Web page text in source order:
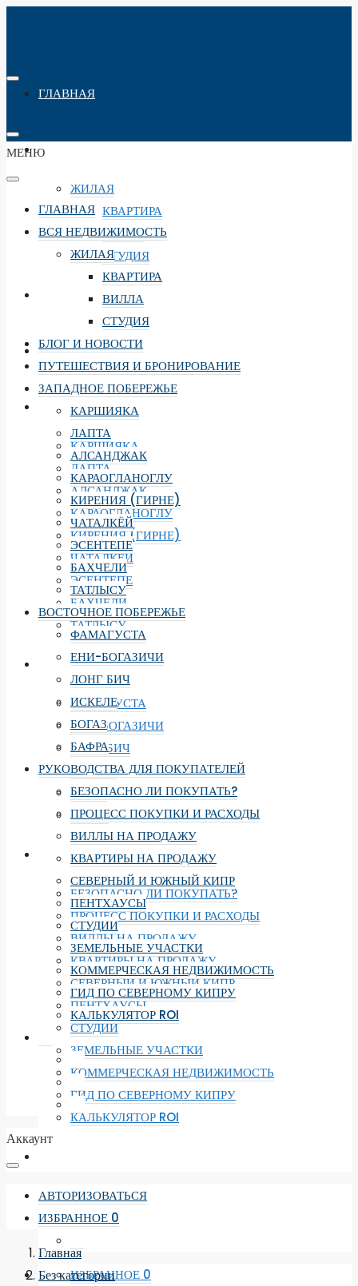
ГЛАВНАЯ
ВСЯ НЕДВИЖИМОСТЬ
ЖИЛАЯ
КВАРТИРА
ВИЛЛА
СТУДИЯ
БЛОГ И НОВОСТИ
ПУТЕШЕСТВИЯ И БРОНИРОВАНИЕ
ЗАПАДНОЕ ПОБЕРЕЖЬЕ
КАРШИЯКА
ЛАПТА
АЛСАНДЖАК
КАРАОГЛАНОГЛУ
КИРЕНИЯ (ГИРНЕ)
ЧАТАЛКЁЙ
ЭСЕНТЕПЕ
БАХЧЕЛИ
ТАТЛЫСУ
ВОСТОЧНОЕ ПОБЕРЕЖЬЕ
ФАМАГУСТА
ЕНИ-БОГАЗИЧИ
ЛОНГ БИЧ
ИСКЕЛЕ
БОГАЗ
БАФРА
РУКОВОДСТВА ДЛЯ ПОКУПАТЕЛЕЙ
БЕЗОПАСНО ЛИ ПОКУПАТЬ?
ПРОЦЕСС ПОКУПКИ И РАСХОДЫ
ВИЛЛЫ НА ПРОДАЖУ
КВАРТИРЫ НА ПРОДАЖУ
СЕВЕРНЫЙ И ЮЖНЫЙ КИПР
ПЕНТХАУСЫ
СТУДИИ
ЗЕМЕЛЬНЫЕ УЧАСТКИ
КОММЕРЧЕСКАЯ НЕДВИЖИМОСТЬ
ГИД ПО СЕВЕРНОМУ КИПРУ
КАЛЬКУЛЯТОР ROI
ИЗБРАННОЕ 0
МЕНЮ
ГЛАВНАЯ
ВСЯ НЕДВИЖИМОСТЬ
ЖИЛАЯ
КВАРТИРА
ВИЛЛА
СТУДИЯ
БЛОГ И НОВОСТИ
ПУТЕШЕСТВИЯ И БРОНИРОВАНИЕ
ЗАПАДНОЕ ПОБЕРЕЖЬЕ
КАРШИЯКА
ЛАПТА
АЛСАНДЖАК
КАРАОГЛАНОГЛУ
КИРЕНИЯ (ГИРНЕ)
ЧАТАЛКЁЙ
ЭСЕНТЕПЕ
БАХЧЕЛИ
ТАТЛЫСУ
ВОСТОЧНОЕ ПОБЕРЕЖЬЕ
ФАМАГУСТА
ЕНИ-БОГАЗИЧИ
ЛОНГ БИЧ
ИСКЕЛЕ
БОГАЗ
БАФРА
РУКОВОДСТВА ДЛЯ ПОКУПАТЕЛЕЙ
БЕЗОПАСНО ЛИ ПОКУПАТЬ?
ПРОЦЕСС ПОКУПКИ И РАСХОДЫ
ВИЛЛЫ НА ПРОДАЖУ
КВАРТИРЫ НА ПРОДАЖУ
СЕВЕРНЫЙ И ЮЖНЫЙ КИПР
ПЕНТХАУСЫ
СТУДИИ
ЗЕМЕЛЬНЫЕ УЧАСТКИ
КОММЕРЧЕСКАЯ НЕДВИЖИМОСТЬ
ГИД ПО СЕВЕРНОМУ КИПРУ
КАЛЬКУЛЯТОР ROI
Аккаунт
АВТОРИЗОВАТЬСЯ
ИЗБРАННОЕ 0
Главная
Без категории